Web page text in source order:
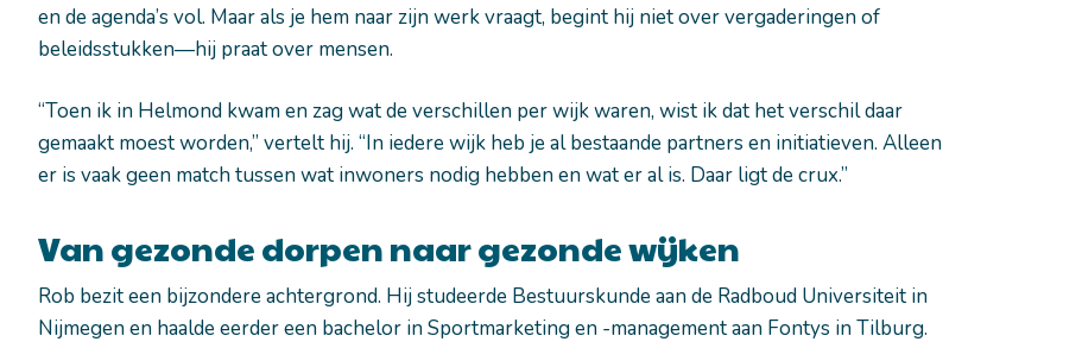
en de agenda’s vol. Maar als je hem naar zijn werk vraagt, begint hij niet over vergaderingen of
beleidsstukken—hij praat over mensen.
“Toen ik in Helmond kwam en zag wat de verschillen per wijk waren, wist ik dat het verschil daar
gemaakt moest worden,” vertelt hij. “In iedere wijk heb je al bestaande partners en initiatieven. Alleen
er is vaak geen match tussen wat inwoners nodig hebben en wat er al is. Daar ligt de crux.”
Van gezonde dorpen naar gezonde wijken
Rob bezit een bijzondere achtergrond. Hij studeerde Bestuurskunde aan de Radboud Universiteit in
Nijmegen en haalde eerder een bachelor in Sportmarketing en -management aan Fontys in Tilburg.